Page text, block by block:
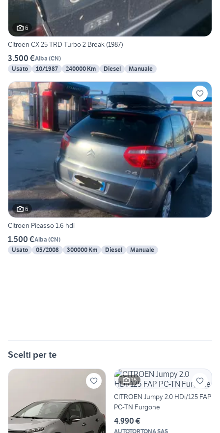
6
Citroën CX 25 TRD Turbo 2 Break (1987)
3.500 €Alba (CN)
Usato
10/1987 240000 Km Diesel Manuale
6
Citroen Picasso 1.6 hdi
1.500 €Alba (CN)
Usato
05/2008 300000 Km Diesel Manuale
Scelti per te
15
CITROEN Jumpy 2.0 HDi/125 FAP
PC-TN Furgone
4.990 €
AUTOTORTONA SAS